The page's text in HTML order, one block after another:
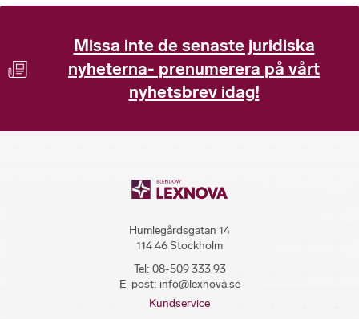
Missa inte de senaste juridiska
nyheterna- prenumerera på vårt
nyhetsbrev idag!
Humlegårdsgatan 14
114 46 Stockholm
Tel: 08-509 333 93
E-post: info@lexnova.se
Kundservice